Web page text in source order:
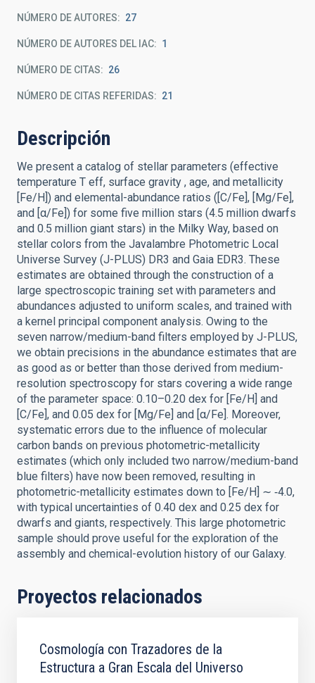
NÚMERO DE AUTORES 27
NÚMERO DE AUTORES DEL IAC 1
NÚMERO DE CITAS 26
NÚMERO DE CITAS REFERIDAS 21
Descripción
We present a catalog of stellar parameters (effective
temperature T eff, surface gravity , age, and metallicity
[Fe/H]) and elemental-abundance ratios ([C/Fe], [Mg/Fe],
and [α/Fe]) for some five million stars (4.5 million dwarfs
and 0.5 million giant stars) in the Milky Way, based on
stellar colors from the Javalambre Photometric Local
Universe Survey (J-PLUS) DR3 and Gaia EDR3. These
estimates are obtained through the construction of a
large spectroscopic training set with parameters and
abundances adjusted to uniform scales, and trained with
a kernel principal component analysis. Owing to the
seven narrow/medium-band filters employed by J-PLUS,
we obtain precisions in the abundance estimates that are
as good as or better than those derived from medium-
resolution spectroscopy for stars covering a wide range
of the parameter space: 0.10–0.20 dex for [Fe/H] and
[C/Fe], and 0.05 dex for [Mg/Fe] and [α/Fe]. Moreover,
systematic errors due to the influence of molecular
carbon bands on previous photometric-metallicity
estimates (which only included two narrow/medium-band
blue filters) have now been removed, resulting in
photometric-metallicity estimates down to [Fe/H] ∼ ‑4.0,
with typical uncertainties of 0.40 dex and 0.25 dex for
dwarfs and giants, respectively. This large photometric
sample should prove useful for the exploration of the
assembly and chemical-evolution history of our Galaxy.
Proyectos relacionados
Cosmología con Trazadores de la
Estructura a Gran Escala del Universo